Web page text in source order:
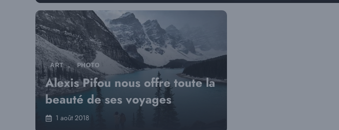
ART , PHOTO
Alexis Pifou nous offre toute la
beauté de ses voyages
1 août 2018